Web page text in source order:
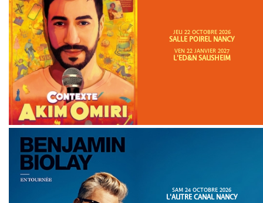
JEU 22 OCTOBRE 2026
SALLE POIREL NANCY
VEN 22 JANVIER 2027
L'ED&N SAUSHEIM
SAM 24 OCTOBRE 2026
L'AUTRE CANAL NANCY